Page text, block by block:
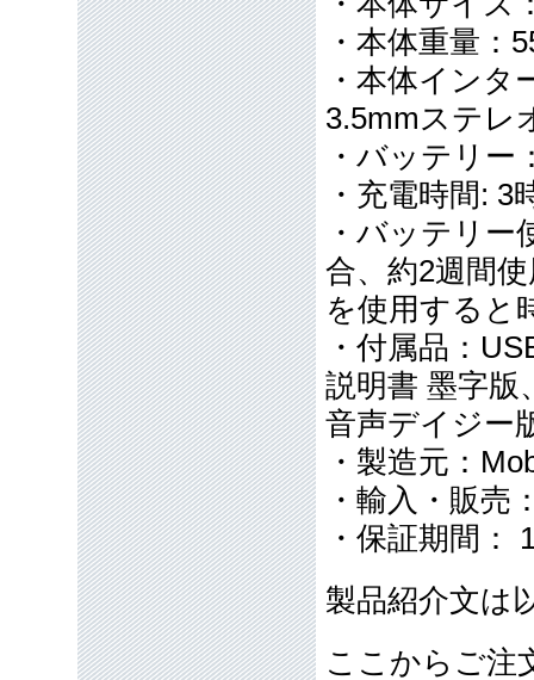
・本体重量：
・本体イン
3.5mmステレ
・バッテリー
・充電時間: 3
・バッテリ
合、約2週間
を使用すると
・付属品：
説明書 墨字版
音声デイジー
・製造元：
・輸入・販売
・保証期間：
製品紹介文は
ここからご注